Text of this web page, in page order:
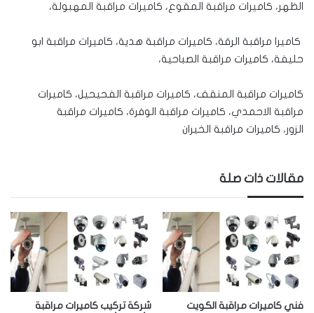
الظهر، كاميرات مراقبة المقوع، كاميرات مراقبة المهبولة،
كاميرا مراقبة الرقة، كاميرات مراقبة هدية، كاميرات مراقبة ابو
حليفة، كاميرات مراقبة الصباحية،
كاميرات مراقبة المنقف، كاميرات مراقبة الفحيحيل، كاميرات
مراقبة الاحمدي، كاميرات مراقبة الوفرة، كاميرات مراقبة
الزور، كاميرات مراقبة الخيران
مقالات ذات صلة
فني كاميرات مراقبة الكويت
شركة تركيب كاميرات مراقبة